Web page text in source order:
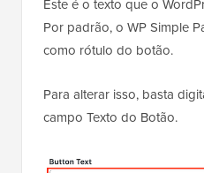
Este é o texto que o
Por padrão, o WP Simple
como rótulo do botão.
Para alterar isso, basta
campo Texto do Botão.